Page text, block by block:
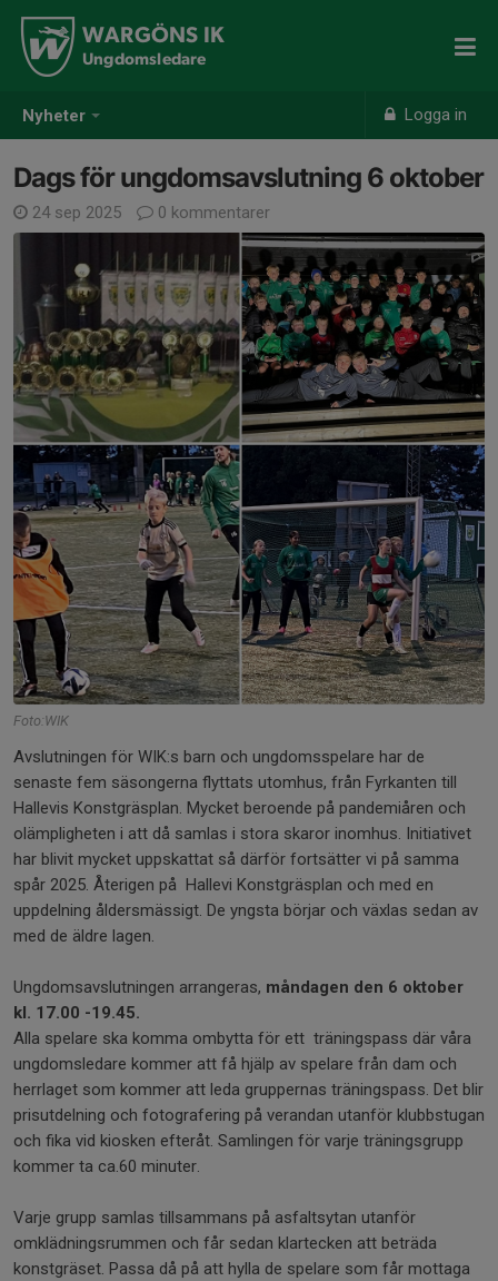
Nyheter Logga in
WARGÖNS IK
Ungdomsledare
Dags för ungdomsavslutning 6 oktober
24 sep 2025 0 kommentarer
Foto:WIK
Avslutningen för WIK:s barn och ungdomsspelare har de
senaste fem säsongerna flyttats utomhus, från Fyrkanten till
Hallevis Konstgräsplan. Mycket beroende på pandemiåren och
olämpligheten i att då samlas i stora skaror inomhus. Initiativet
har blivit mycket uppskattat så därför fortsätter vi på samma
spår 2025. Återigen på Hallevi Konstgräsplan och med en
uppdelning åldersmässigt. De yngsta börjar och växlas sedan av
med de äldre lagen.
Ungdomsavslutningen arrangeras, måndagen den 6 oktober
kl. 17.00 -19.45.
Alla spelare ska komma ombytta för ett träningspass där våra
ungdomsledare kommer att få hjälp av spelare från dam och
herrlaget som kommer att leda gruppernas träningspass. Det blir
prisutdelning och fotografering på verandan utanför klubbstugan
och fika vid kiosken efteråt. Samlingen för varje träningsgrupp
kommer ta ca.60 minuter.
Varje grupp samlas tillsammans på asfaltsytan utanför
omklädningsrummen och får sedan klartecken att beträda
konstgräset. Passa då på att hylla de spelare som får mottaga